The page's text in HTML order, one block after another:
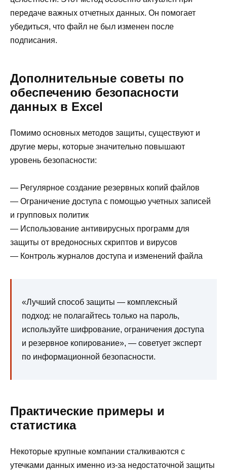
передаче важных отчетных данных. Он помогает
убедиться, что файл не был изменен после
подписания.
Дополнительные советы по
обеспечению безопасности
данных в Excel
Помимо основных методов защиты, существуют и
другие меры, которые значительно повышают
уровень безопасности:
— Регулярное создание резервных копий файлов
— Ограничение доступа с помощью учетных записей
и групповых политик
— Использование антивирусных программ для
защиты от вредоносных скриптов и вирусов
— Контроль журналов доступа и изменений файла
«Лучший способ защиты — комплексный
подход: не полагайтесь только на пароль,
используйте шифрование, ограничения доступа
и резервное копирование», — советует эксперт
по информационной безопасности.
Практические примеры и
статистика
Некоторые крупные компании сталкиваются с
утечками данных именно из-за недостаточной защиты